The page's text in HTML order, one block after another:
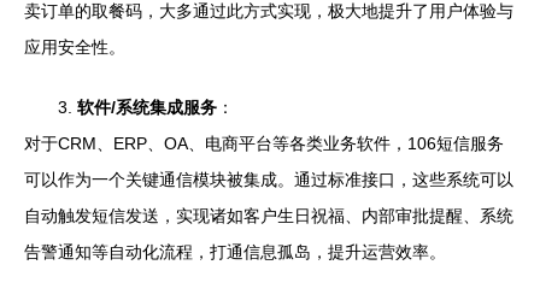
卖订单的取餐码，大多通过此方式实现，极大地提升了用户体验与
应用安全性。
3. 软件/系统集成服务 ：
对于CRM、ERP、OA、电商平台等各类业务软件，106短信服务
可以作为一个关键通信模块被集成。通过标准接口，这些系统可以
自动触发短信发送，实现诸如客户生日祝福、内部审批提醒、系统
告警通知等自动化流程，打通信息孤岛，提升运营效率。